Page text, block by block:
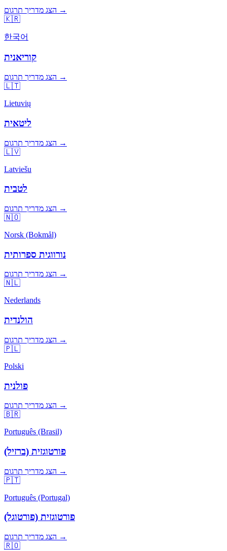
הצג מדריך תרגום →
🇰🇷
한국어
קוריאנית
הצג מדריך תרגום →
🇱🇹
Lietuvių
ליטאית
הצג מדריך תרגום →
🇱🇻
Latviešu
לטבית
הצג מדריך תרגום →
🇳🇴
Norsk (Bokmål)
נורווגית ספרותית
הצג מדריך תרגום →
🇳🇱
Nederlands
הולנדית
הצג מדריך תרגום →
🇵🇱
Polski
פולנית
הצג מדריך תרגום →
🇧🇷
Português (Brasil)
פורטוגזית (ברזיל)
הצג מדריך תרגום →
🇵🇹
Português (Portugal)
פורטוגזית (פורטוגל)
הצג מדריך תרגום →
🇷🇴